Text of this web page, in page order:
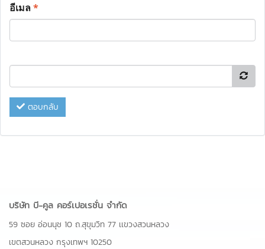
อีเมล*
ตอบกลับ
บริษัท บี-คูล คอร์เปอเรชั่น จำกัด
59 ซอย อ่อนนุช 10 ถ.สุขุมวิท 77 เเขวงสวนหลวง
เขตสวนหลวง กรุงเทพฯ 10250